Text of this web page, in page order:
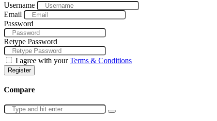
Username
Email
Password
Retype Password
I agree with yourTerms & Conditions
Register
Compare